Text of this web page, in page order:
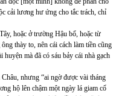
cải lương hư ứng cho tắc trách, chỉ
hoặc ở trường Hậu bổ, hoặc từ
thày to, nên cái cách làm tiền cũng
mà đã có sáu bảy cái nhà gạch
nhưng “ai ngờ được vài tháng
hộ lên chậm một ngày lá giam cổ